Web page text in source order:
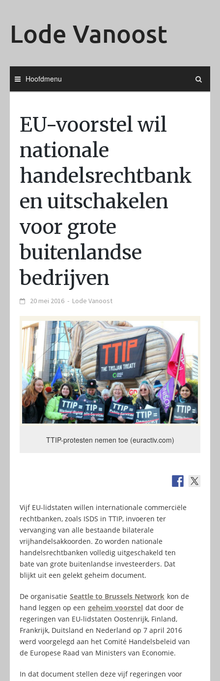
Lode Vanoost
Hoofdmenu
EU-voorstel wil
nationale
handelsrechtbank
en uitschakelen
voor grote
buitenlandse
bedrijven
20 mei 2016 - Lode Vanoost
TTIP-protesten nemen toe (euractiv.com)
Vijf EU-lidstaten willen internationale commerciële
rechtbanken, zoals ISDS in TTIP, invoeren ter
vervanging van alle bestaande bilaterale
vrijhandelsakkoorden. Zo worden nationale
handelsrechtbanken volledig uitgeschakeld ten
bate van grote buitenlandse investeerders. Dat
blijkt uit een gelekt geheim document.
De organisatie Seattle to Brussels Network kon de
hand leggen op een geheim voorstel dat door de
regeringen van EU-lidstaten Oostenrijk, Finland,
Frankrijk, Duitsland en Nederland op 7 april 2016
werd voorgelegd aan het Comité Handelsbeleid van
de Europese Raad van Ministers van Economie.
In dat document stellen deze vijf regeringen voor